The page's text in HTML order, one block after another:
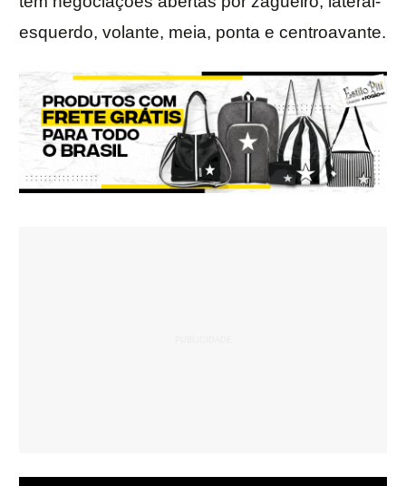
esquerdo, volante, meia, ponta e centroavante.